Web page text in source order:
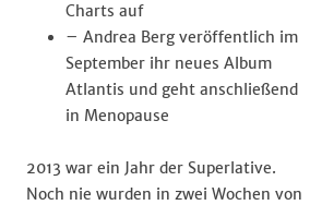
Charts auf
– Andrea Berg veröffentlich im
September ihr neues Album
Atlantis und geht anschließend
in Menopause
2013 war ein Jahr der Superlative.
Noch nie wurden in zwei Wochen von